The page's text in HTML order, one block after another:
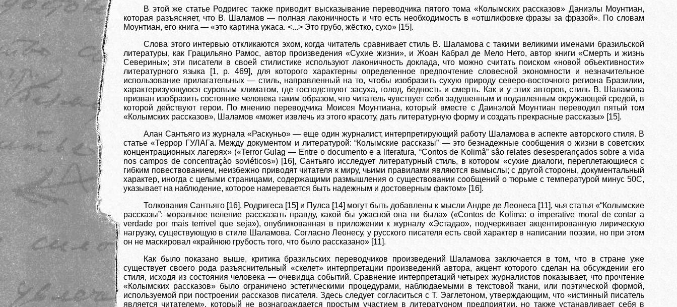
В этой же статье Родригес также приводит высказывание переводчика пятого тома «Колымских рассказов» Даниэлы Моунтиан,
которая разъясняет, что В. Шаламов — полная лаконичность и что есть необходимость в «отшлифовке фразы за фразой». По словам
Моунтиан, его книга — «это картина ужаса. <...> Это грубо, жёстко, сухо» [15].
Слова этого интервью откликаются эхом, когда читатель сравнивает стиль В. Шаламова с такими великими именами бразильской
литературы, как Грацильяно Рамос, автор произведения «Сухие жизни», и Жоан Кабрал де Мело Нето, автор книги «Смерть и жизнь
Северины»; эти писатели в своей стилистике используют лаконичность доклада, что можно считать поиском «новой объективности»
литературного языка [1, р. 469], для которого характерны определенное предпочтение словесной экономности и незначительное
использование прилагательных — стиль, направленный на то, чтобы изобразить сухую природу северо-восточного региона Бразилии,
характеризующуюся суровым климатом, где господствуют засуха, голод, бедность и смерть. Как и у этих авторов, стиль В. Шаламова
призван изобразить состояние человека таким образом, что читатель чувствует себя задушенным и подавленным окружающей средой, в
которой действуют герои. По мнению переводчика Моисея Моунтиана, который вместе с Даинэлой Моунтиан переводил пятый том
«Колымских рассказов», Шаламов «может извлечь из этого красоту, дать литературную форму и создать прекрасные рассказы» [15].
Алан Сантьяго из журнала «Раскуньо» — еще один журналист, интерпретирующий работу Шаламова в аспекте авторского стиля. В
статье «Террор ГУЛАГа. Между документом и литературой: “Колымские рассказы” — это безнадежные сообщения о жизни в советских
концентрационных лагерях» («Terror Gulag — Entre о documento е a literatura, “Contos de Kolimâ” sâo relates desesperançados sobre a vida
nos campos de concentraçào soviéticos») [16], Сантьяго исследует литературный стиль, в котором «сухие диалоги, переплетающиеся с
гибким повествованием, неизбежно приводят читателя к миру, чьими правилами являются вымыслы; с другой стороны, документальный
характер, иногда с целыми страницами, содержащими размышления о существовании сообщений о тюрьме с температурой минус 50С,
указывает на наблюдение, которое намеревается быть надежным и достоверным фактом» [16].
Толкования Сантьяго [16], Родригеса [15] и Пулса [14] могут быть добавлены к мысли Андре де Леонеса [11], чья статья «“Колымские
рассказы”: моральное веление рассказать правду, какой бы ужасной она ни была» («Contos de Kolima: о imperative moral de contar a
verdade рог mais terrivel que seja»), опубликованная в приложении к журналу «Эстадао», подчеркивает акцентированную лирическую
нагрузку, существующую в стиле Шаламова. Согласно Леонесу, у русского писателя есть свой характер в написании поэзии, но при этом
он не маскировал «крайнюю грубость того, что было рассказано» [11].
Как было показано выше, критика бразильских переводчиков произведений Шаламова заключается в том, что в стране уже
существует своего рода разъяснительный «скелет» интерпретации произведений автора, акцент которого сделан на обсуждении его
стиля, исходя из состояния человека — очевидца событий. Сравнение интерпретаций четырех журналистов показывает, что прочтение
«Колымских рассказов» было ограничено эстетическими процедурами, наблюдаемыми в текстовой ткани, или поэтической формой,
используемой при построении рассказов писателя. Здесь следует согласиться с Т. Эаглетоном, утверждающим, что «истинный писатель
является читателем», который не вознаграждается простым участием в литературном предприятии, но также устанавливает себя в